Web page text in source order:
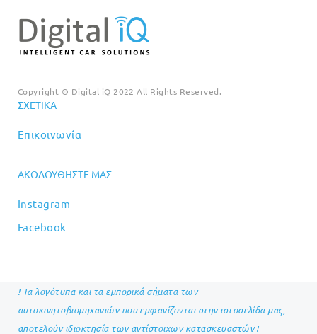
Copyright © Digital iQ 2022 All Rights Reserved.
ΣΧΕΤΙΚΆ
Επικοινωνία
ΑΚΟΛΟΥΘΉΣΤΕ ΜΑΣ
Instagram
Facebook
! Τα λογότυπα και τα εμπορικά σήματα των
αυτοκινητοβιομηχανιών που εμφανίζονται στην ιστοσελίδα μας,
αποτελούν ιδιοκτησία των αντίστοιχων κατασκευαστών !